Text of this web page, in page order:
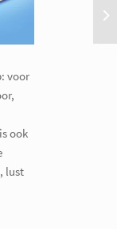
voor
ook
lust